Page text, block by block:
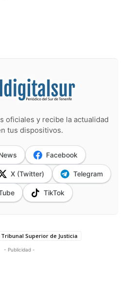
oficiales y recibe la actualidad
tus dispositivos.
Facebook
X (Twitter) Telegram
TikTok
Tribunal Superior de Justicia
- Publicidad -